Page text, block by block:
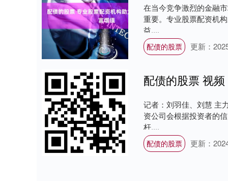
在当今竞争激烈的金融
重要。专业股票配资机
益....
配债的股票 更新：
配债的股票 视
记者：刘羽佳、刘慧 主
资公司会根据投资者的
杆....
配债的股票 更新：